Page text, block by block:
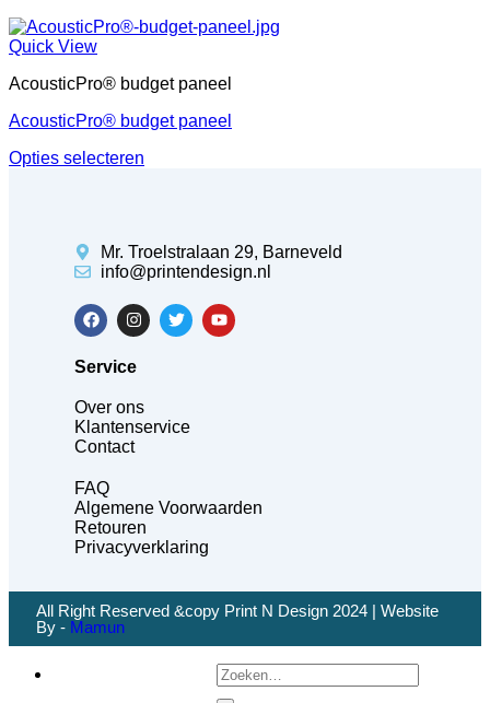
Quick View
AcousticPro® budget paneel
AcousticPro® budget paneel
Opties selecteren
Mr. Troelstralaan 29, Barneveld
info@printendesign.nl
Service
Over ons
Klantenservice
Contact
FAQ
Algemene Voorwaarden
Retouren
Privacyverklaring
All Right Reserved &copy Print N Design 2024 | Website
By - Mamun